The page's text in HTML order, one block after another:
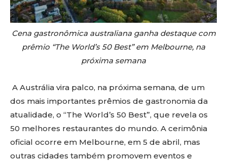
Cena gastronômica australiana ganha destaque com
prêmio “The World’s 50 Best” em Melbourne, na
próxima semana
A Austrália vira palco, na próxima semana, de um
dos mais importantes prêmios de gastronomia da
atualidade, o “The World’s 50 Best”, que revela os
50 melhores restaurantes do mundo. A cerimônia
oficial ocorre em Melbourne, em 5 de abril, mas
outras cidades também promovem eventos e